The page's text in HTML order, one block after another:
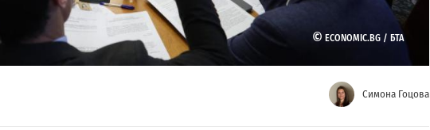
© ECONOMIC.BG / БТА
Симона Гоцова